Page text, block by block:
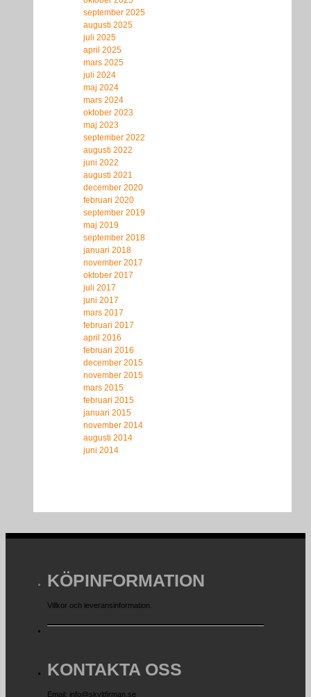
september 2025
augusti 2025
juli 2025
april 2025
mars 2025
juli 2024
maj 2024
mars 2024
oktober 2023
maj 2023
september 2022
augusti 2022
juni 2022
augusti 2021
december 2020
februari 2020
september 2019
maj 2019
september 2018
januari 2018
november 2017
oktober 2017
juli 2017
juni 2017
mars 2017
februari 2017
april 2016
februari 2016
december 2015
november 2015
mars 2015
februari 2015
januari 2015
november 2014
augusti 2014
juni 2014
KÖPINFORMATION
Villkor och leveransinformation.
KONTAKTA OSS
Email: info@skyltfirman.se